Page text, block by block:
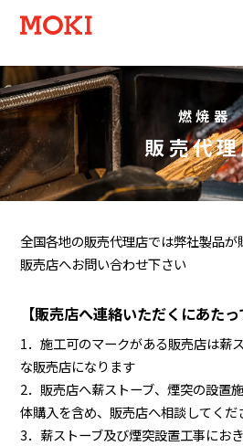
燃焼器
販売代
全国各地の販売代理店では弊社製品
販売店へお問い合わせ下さい
【販売店へ連絡いただくにあたっ
1．施工可のマークがある販売店は薪
な販売店になります
2．販売店へ薪ストーブ、煙突の設置
体購入を含め、販売店へ相談してくだ
3．薪ストーブ及び煙突設置工事にお